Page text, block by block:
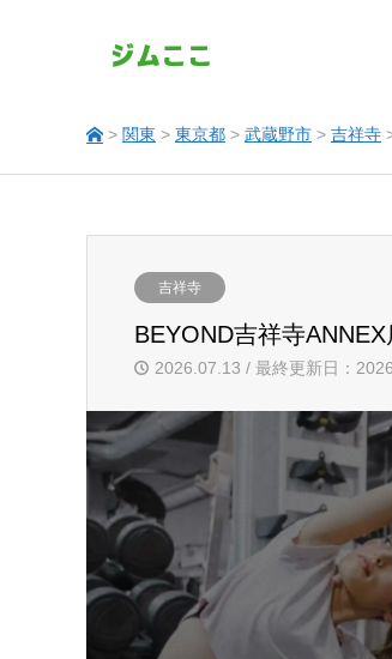
> 関東 > 東京都 > 武蔵野市 > 吉祥寺
吉祥寺
BEYOND吉祥寺ANNEX
2026.07.13 / 最終更新日：